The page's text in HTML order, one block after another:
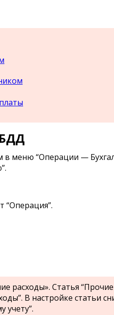
меню “Операции —
“Операция”.
расходы». Статья “Прочие
В настройке статьи
учету”.